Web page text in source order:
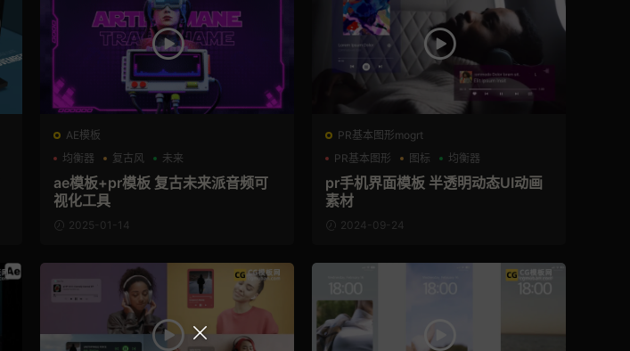
AE模板
均衡器
复古风 未来
ae模板+pr模板 复古未来派音频可
视化工具
2025-01-14
PR基本图形mogrt
PR基本图形
图标 均衡器
pr手机界面模板 半透明动态UI动画
素材
2024-09-24